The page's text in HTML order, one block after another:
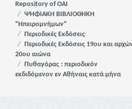
Repository of OAI
ΨΗΦΙΑΚΗ ΒΙΒΛΙΟΘΗΚΗ
"Ηπειρομνήμων"
Περιοδικές Εκδόσεις
Περιοδικές Εκδόσεις 19ου και
20ου αιώνα
Πυθαγόρας : περιοδικόν
εκδιδόμενον εν Αθήναις κατά μήνα